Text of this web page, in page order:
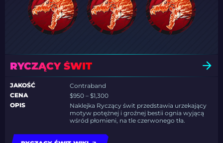
RYCZĄCY ŚWIT
JAKOŚĆ
Contraband
CENA
$950 – $1,300
OPIS
Naklejka Ryczący świt przedstawia urzekający
motyw potężnej i groźnej bestii ognia wyjącą
wśród płomieni, na tle czerwonego tła.